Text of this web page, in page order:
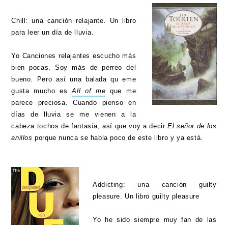
Chill: una canción relajante. Un libro
para leer un día de lluvia.
Yo Canciones relajantes escucho más
bien pocas. Soy más de perreo del
bueno. Pero así una balada qu eme
gusta mucho esAll of me
que me
parece preciosa. Cuando pienso en
días de lluvia se me vienen a la
cabeza tochos de fantasía, así que voy a decirEl señor de los
anillosporque nunca se habla poco de este libro y ya está.
Addicting: una canción guilty
pleasure. Un libro guilty pleasure
Yo he sido siempre muy fan de las